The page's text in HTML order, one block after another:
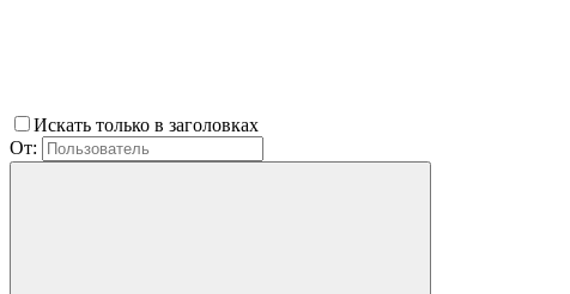
Искать только в заголовках
От: